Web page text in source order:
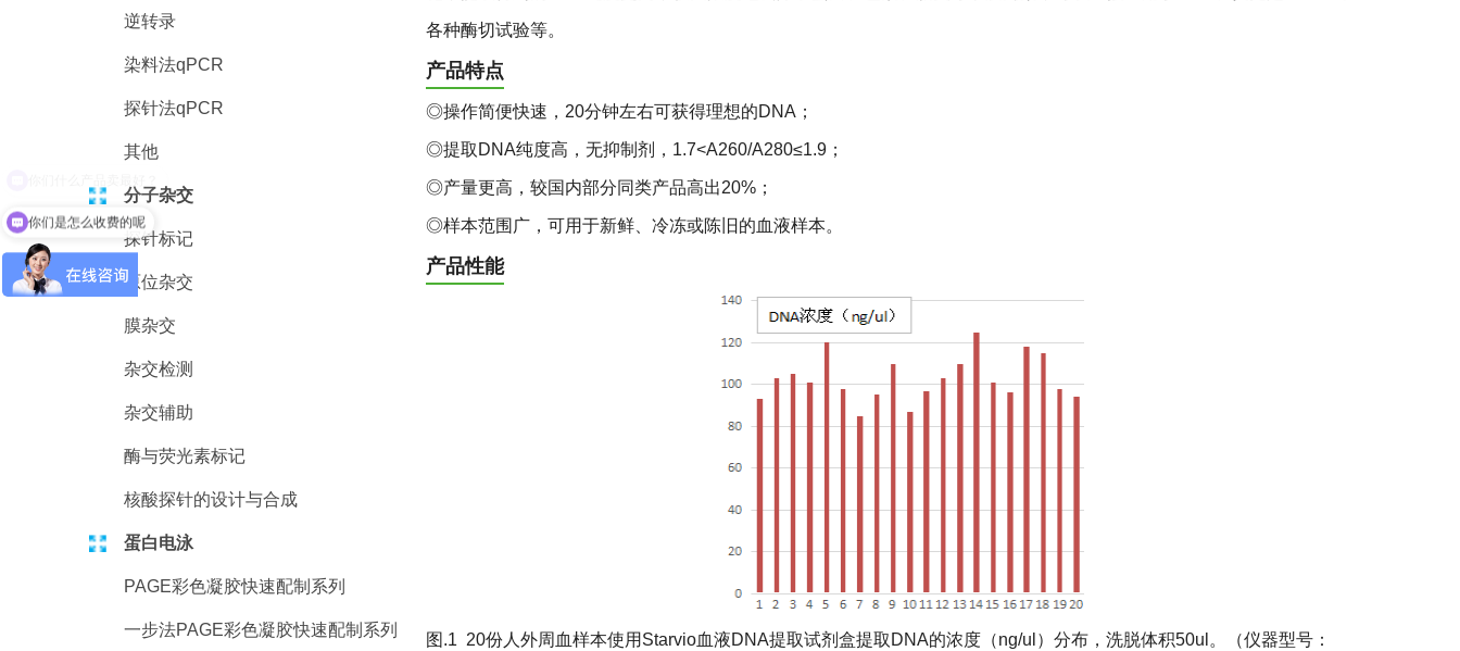
逆转录
染料法qPCR
探针法qPCR
其他
分子杂交
探针标记
原位杂交
膜杂交
杂交检测
杂交辅助
酶与荧光素标记
核酸探针的设计与合成
蛋白电泳
PAGE彩色凝胶快速配制系列
一步法PAGE彩色凝胶快速配制系列
各种酶切试验等。
产品特点
◎操作简便快速，20分钟左右可获得理想的DNA；
◎提取DNA纯度高，无抑制剂，1.7<A260/A280≤1.9；
◎产量更高，较国内部分同类产品高出20%；
◎样本范围广，可用于新鲜、冷冻或陈旧的血液样本。
产品性能
图.1 20份人外周血样本使用Starvio血液DNA提取试剂盒提取DNA的浓度（ng/ul）分布，洗脱体积50ul。（仪器型号：
你们是怎么收费的呢